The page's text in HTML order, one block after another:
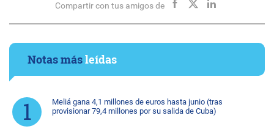
Compartir con tus amigos de
Notas másleídas
Meliá gana 4,1 millones de euros hasta junio (tras
provisionar 79,4 millones por su salida de Cuba)